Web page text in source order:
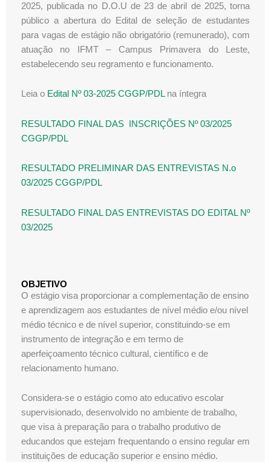
2025, publicada no D.O.U de 23 de abril de 2025, torna
público a abertura do Edital de seleção de estudantes
para vagas de estágio não obrigatório (remunerado), com
atuação no IFMT – Campus Primavera do Leste,
estabelecendo seu regramento e funcionamento.
Leia o Edital Nº 03-2025 CGGP/PDLna íntegra
RESULTADO FINAL DAS INSCRIÇÕES Nº 03/2025
CGGP/PDL
RESULTADO PRELIMINAR DAS ENTREVISTAS N.o
03/2025 CGGP/PDL
RESULTADO FINAL DAS ENTREVISTAS DO EDITAL Nº
03/2025
OBJETIVO
O estágio visa proporcionar a complementação de ensino
e aprendizagem aos estudantes de nível médio e/ou nível
médio técnico e de nível superior, constituindo-se em
instrumento de integração e em termo de
aperfeiçoamento técnico cultural, científico e de
relacionamento humano.
Considera-se o estágio como ato educativo escolar
supervisionado, desenvolvido no ambiente de trabalho,
que visa à preparação para o trabalho produtivo de
educandos que estejam frequentando o ensino regular em
instituições de educação superior e ensino médio.